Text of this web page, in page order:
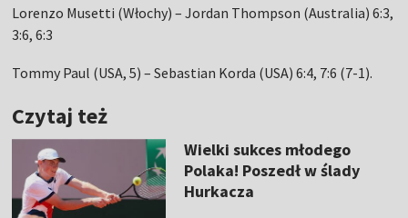
Lorenzo Musetti (Włochy) – Jordan Thompson (Australia) 6:3,
3:6, 6:3
Tommy Paul (USA, 5) – Sebastian Korda (USA) 6:4, 7:6 (7-1).
Czytaj też
Wielki sukces młodego
Polaka! Poszedł w ślady
Hurkacza